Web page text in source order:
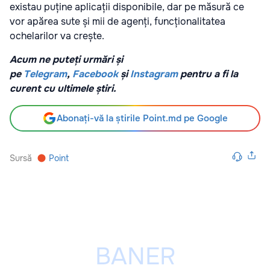
existau puține aplicații disponibile, dar pe măsură ce
vor apărea sute și mii de agenți, funcționalitatea
ochelarilor va crește.
Acum ne puteți urmări și
pe Telegram, Facebook șiInstagrampentru a fi la
curent cu ultimele știri.
Abonați-vă la știrile Point.md pe Google
Sursă Point